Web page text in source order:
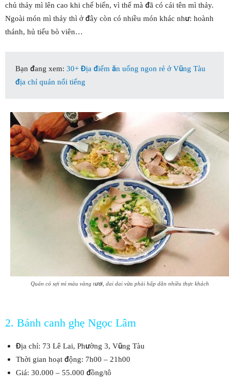
chủ thảy mì lên cao khi chế biến, vì thế mà đã có cái tên mì thảy.
Ngoài món mì thảy thì ở đây còn có nhiều món khác như: hoành
thánh, hủ tiếu bò viên…
Bạn đang xem: 30+ Địa điểm ăn uống ngon rẻ ở Vũng Tàu
địa chỉ quán nổi tiếng
Quán có sợi mì màu vàng tươi, dai dai vừa phải hấp dẫn nhiều thực khách
2. Bánh canh ghẹ Ngọc Lâm
Địa chỉ: 73 Lê Lai, Phường 3, Vũng Tàu
Thời gian hoạt động: 7h00 – 21h00
Giá: 30.000 – 55.000 đồng/tô